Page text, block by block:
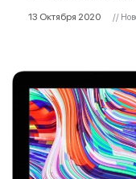
13 Октября 2020 //